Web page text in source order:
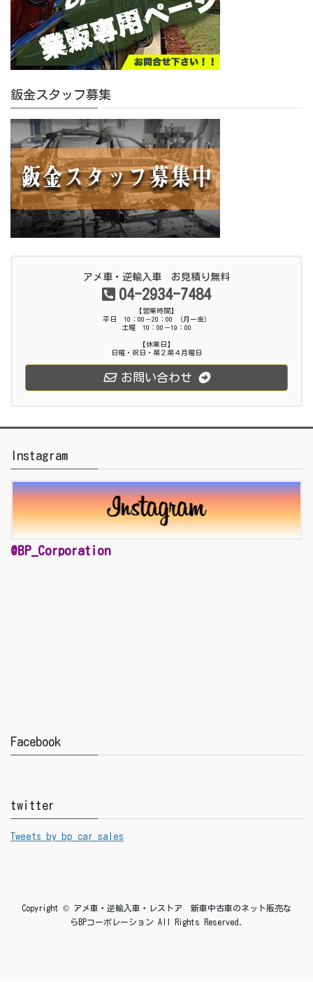
鈑金スタッフ募集
アメ車・逆輸入車 お見積り無料
04-2934-7484
【営業時間】
平日 10：00－20：00 （月ー金）
土曜 10：00－19：00
【休業日】
日曜・祝日・第２第４月曜日
お問い合わせ
Instagram
@BP_Corporation
Facebook
twitter
Tweets by bp_car_sales
Copyright © アメ車・逆輸入車・レストア 新車中古車のネット販売な
らBPコーポレーション All Rights Reserved.